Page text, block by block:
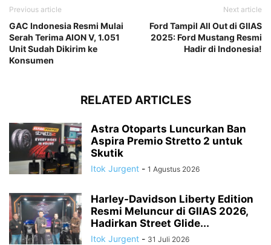
Previous article
GAC Indonesia Resmi Mulai
Serah Terima AION V, 1.051
Unit Sudah Dikirim ke
Konsumen
Next article
Ford Tampil All Out di GIIAS
2025: Ford Mustang Resmi
Hadir di Indonesia!
RELATED ARTICLES
Astra Otoparts Luncurkan Ban
Aspira Premio Stretto 2 untuk
Skutik
Itok Jurgent - 1 Agustus 2026
Harley-Davidson Liberty Edition
Resmi Meluncur di GIIAS 2026,
Hadirkan Street Glide...
Itok Jurgent - 31 Juli 2026